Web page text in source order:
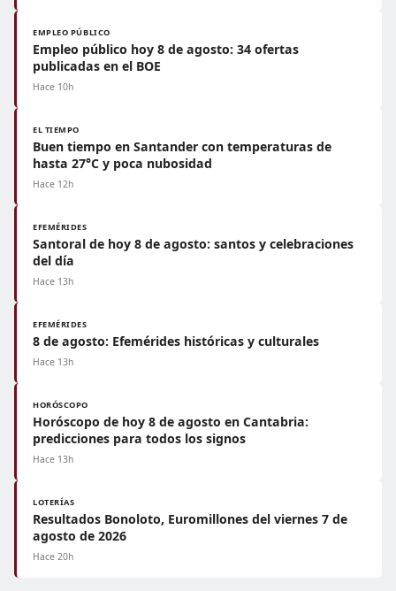
EMPLEO PÚBLICO
Empleo público hoy 8 de agosto: 34 ofertas
publicadas en el BOE
Hace 10h
EL TIEMPO
Buen tiempo en Santander con temperaturas de
hasta 27°C y poca nubosidad
Hace 12h
EFEMÉRIDES
Santoral de hoy 8 de agosto: santos y celebraciones
del día
Hace 13h
EFEMÉRIDES
8 de agosto: Efemérides históricas y culturales
Hace 13h
HORÓSCOPO
Horóscopo de hoy 8 de agosto en Cantabria:
predicciones para todos los signos
Hace 13h
LOTERÍAS
Resultados Bonoloto, Euromillones del viernes 7 de
agosto de 2026
Hace 20h